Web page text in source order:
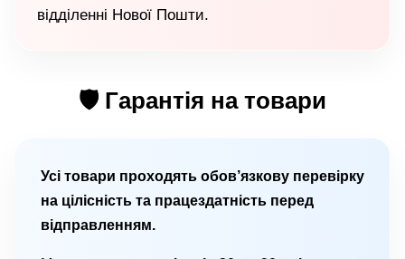
відділенні Нової Пошти.
🛡 Гарантія на товари
Усі товари проходять обов’язкову перевірку
на цілісність та працездатність перед
відправленням.